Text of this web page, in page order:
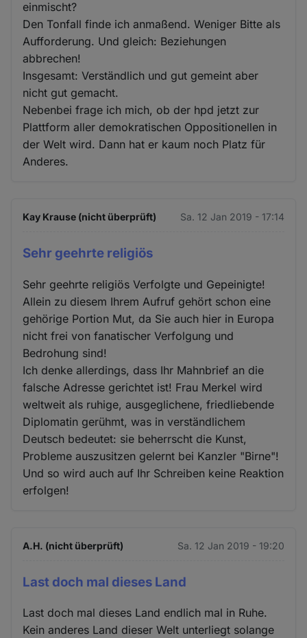
einmischt?
Den Tonfall finde ich anmaßend. Weniger Bitte als
Aufforderung. Und gleich: Beziehungen
abbrechen!
Insgesamt: Verständlich und gut gemeint aber
nicht gut gemacht.
Nebenbei frage ich mich, ob der hpd jetzt zur
Plattform aller demokratischen Oppositionellen in
der Welt wird. Dann hat er kaum noch Platz für
Anderes.
Kay Krause (nicht überprüft) Sa. 12 Jan 2019 - 17:14
Sehr geehrte religiös
Sehr geehrte religiös Verfolgte und Gepeinigte!
Allein zu diesem Ihrem Aufruf gehört schon eine
gehörige Portion Mut, da Sie auch hier in Europa
nicht frei von fanatischer Verfolgung und
Bedrohung sind!
Ich denke allerdings, dass Ihr Mahnbrief an die
falsche Adresse gerichtet ist! Frau Merkel wird
weltweit als ruhige, ausgeglichene, friedliebende
Diplomatin gerühmt, was in verständlichem
Deutsch bedeutet: sie beherrscht die Kunst,
Probleme auszusitzen gelernt bei Kanzler "Birne"!
Und so wird auch auf Ihr Schreiben keine Reaktion
erfolgen!
A.H. (nicht überprüft) Sa. 12 Jan 2019 - 19:20
Last doch mal dieses Land
Last doch mal dieses Land endlich mal in Ruhe.
Kein anderes Land dieser Welt unterliegt solange
Cookies